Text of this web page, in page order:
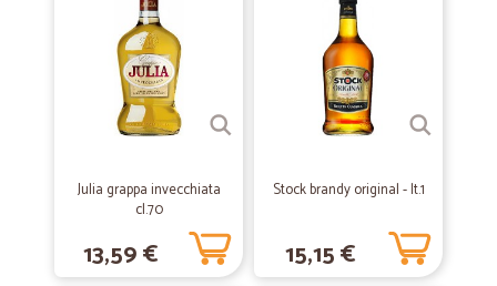
Veloci e puntuali
Veloci e puntuali
02/04/2021
—Gabriele A.
Ho acquistato corteccia per pacciamatura. Prodotto di qualità a buon
prezzo. Consegna più veloce dei tempi dichiarati. Tracciamento
Julia grappa invecchiata
cl.70
13,59 €
Stock brandy original - lt.1
15,15 €